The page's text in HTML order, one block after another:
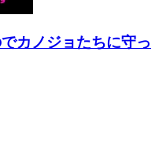
カノジョたちに守っ